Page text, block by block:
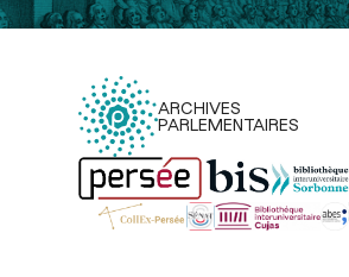
ARCHIVES
PARLEMENTAIRES